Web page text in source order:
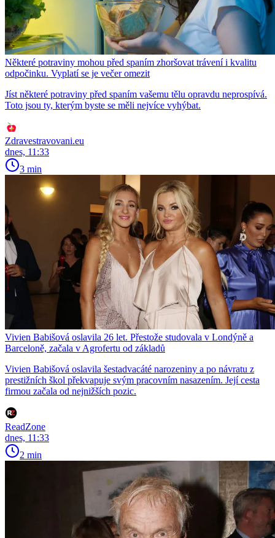
Některé potraviny mohou před spaním zhoršovat trávení i kvalitu
odpočinku. Vyplatí se je večer omezit
Jíst některé potraviny před spaním vašemu tělu opravdu neprospívá.
Toto jsou ty, kterým byste se měli nejvíce vyhýbat.
Zdravestravovani.eu
dnes, 11:33
3 min
Vivien Babišová oslavila 26 let. Přestože studovala v Londýně a
Barceloně, začala v Agrofertu od základů
Vivien Babišová oslavila šestadvacáté narozeniny a po návratu z
prestižních škol překvapuje svým pracovním nasazením. Její cesta
firmou začala od nejnižších pozic.
ReadZone
dnes, 11:33
2 min